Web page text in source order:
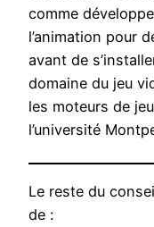
comme
l’animation pour
avant de
domaine du jeu
les moteurs de
l’université
Le reste du
de :